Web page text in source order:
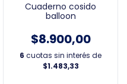
Cuaderno cosido
balloon
$8.900,00
6 cuotas sin interés de
$1.483,33